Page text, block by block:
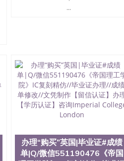
...
办理“购买”英国|毕业证#成绩
单|Q/微信551190476《帝国